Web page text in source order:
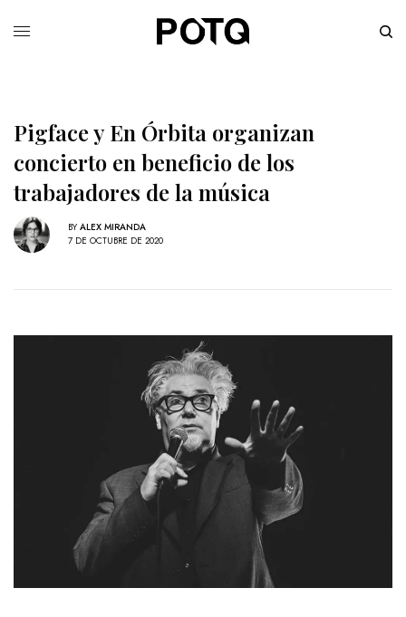
Pigface y En Órbita organizan
concierto en beneficio de los
trabajadores de la música
BY ALEX MIRANDA
7 DE OCTUBRE DE 2020